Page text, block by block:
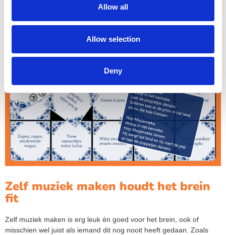
Allow all
Allow selection
Deny
Zelf muziek maken houdt het brein
fit
Zelf muziek maken is erg leuk én goed voor het brein, ook of
misschien wel juist als iemand dit nog nooit heeft gedaan. Zoals